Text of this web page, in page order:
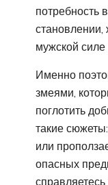
потребность
становлении,
мужской силе
Именно
змеями,
поглотить
такие
или
опасных